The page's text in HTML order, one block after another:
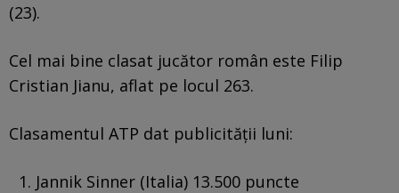
(23).
Cel mai bine clasat jucător român este Filip
Cristian Jianu, aflat pe locul 263.
Clasamentul ATP dat publicității luni:
Jannik Sinner (Italia) 13.500 puncte